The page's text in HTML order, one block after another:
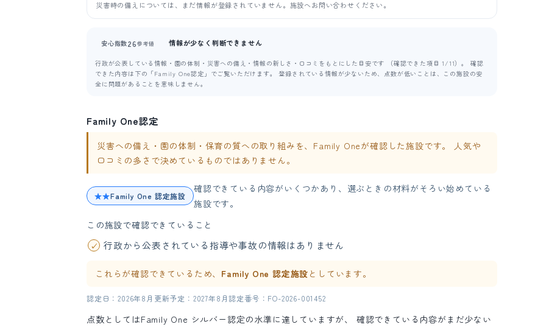
災害時の備えについては、まだ情報が登録されていません。施設へお問い合わせください。
安心指数26参考値 情報が少なく判断できません
行政が公表している情報・園の体制・災害への備え・情報の新しさ・口コミをもとにした目安です （確認できた項目 1/11）。 確認
できた内容は下の「Family One認定」でご覧いただけます。 登録されている情報が少ないため、点数が低いことは、この施設の安
全に問題があることを意味しません。
Family One認定
災害への備え・園の体制・保育の質への取り組みを、Family Oneが確認した施設です。 人気や
口コミの多さで決めているものではありません。
★★Family One 認定施設
確認できている内容がいくつかあり、選ぶときの材料がそろい始めている
施設です。
この施設で確認できていること
行政から公表されている指導や事故の情報はありません
これらが確認できているため、 Family One 認定施設 としています。
認定日：2026年8月 更新予定：2027年8月認定番号：FO-2026-001452
点数としてはFamily One シルバー認定の水準に達していますが、 確認できている内容がまだ少ない